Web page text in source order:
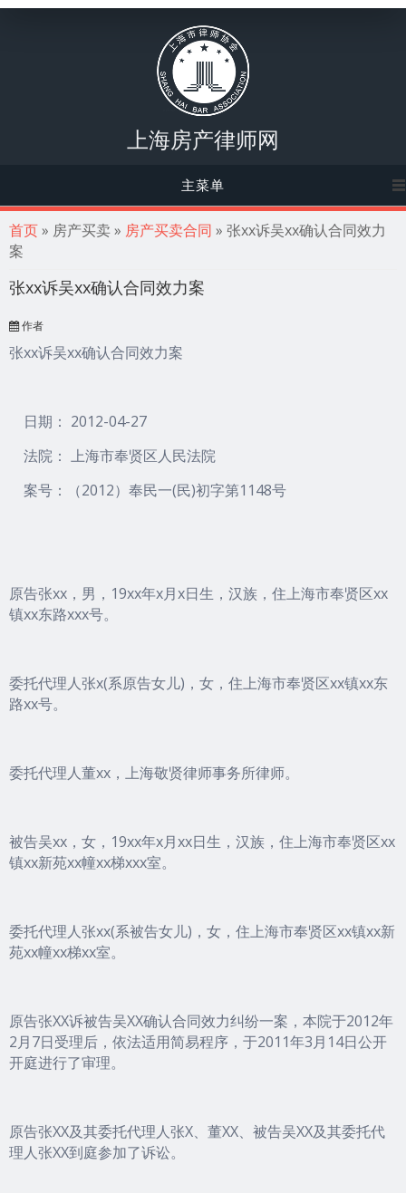
上海房产律师网
主菜单
你在这里
首页» 房产买卖 » 房产买卖合同 » 张xx诉吴xx确认合同效力
案
张xx诉吴xx确认合同效力案
作者
张xx诉吴xx确认合同效力案
日期： 2012-04-27
法院： 上海市奉贤区人民法院
案号：（2012）奉民一(民)初字第1148号
原告张xx，男，19xx年x月x日生，汉族，住上海市奉贤区xx
镇xx东路xxx号。
委托代理人张x(系原告女儿)，女，住上海市奉贤区xx镇xx东
路xx号。
委托代理人董xx，上海敬贤律师事务所律师。
被告吴xx，女，19xx年x月xx日生，汉族，住上海市奉贤区xx
镇xx新苑xx幢xx梯xxx室。
委托代理人张xx(系被告女儿)，女，住上海市奉贤区xx镇xx新
苑xx幢xx梯xx室。
原告张XX诉被告吴XX确认合同效力纠纷一案，本院于2012年
2月7日受理后，依法适用简易程序，于2011年3月14日公开
开庭进行了审理。
原告张XX及其委托代理人张X、董XX、被告吴XX及其委托代
理人张XX到庭参加了诉讼。